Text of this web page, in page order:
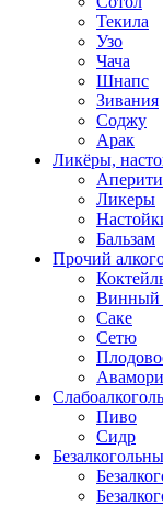
Текила
Узо
Чача
Шнапс
Зивания
Соджу
Арак
Ликёры,
Ликеры
Бальзам
Прочий
Винный
Саке
Сетю
Авамори
Пиво
Сидр